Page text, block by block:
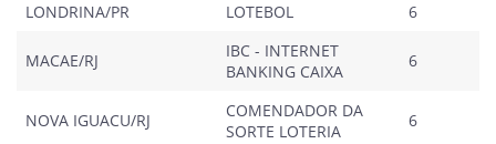
LONDRINA/PR
LOTEBOL 6
MACAE/RJ
IBC - INTERNET
BANKING CAIXA
6
NOVA IGUACU/RJ
COMENDADOR DA
SORTE LOTERIA
6